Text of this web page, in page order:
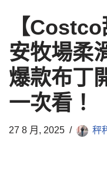
【
安牧場柔
爆款布丁
一次看！
27 8 月, 2025 秤